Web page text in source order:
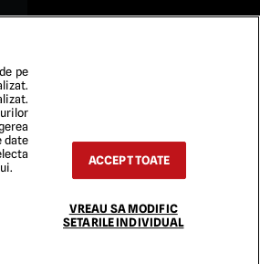
pe
date
ACCEPT TOATE
VREAU SA MODIFIC
SETARILE INDIVIDUAL